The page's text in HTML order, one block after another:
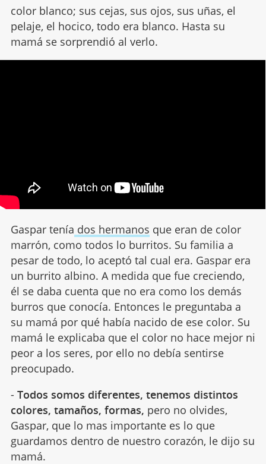
color blanco; sus cejas, sus ojos, sus uñas, el
pelaje, el hocico, todo era blanco. Hasta su
mamá se sorprendió al verlo.
Gaspar tenía dos hermanos que eran de color
marrón, como todos lo burritos. Su familia a
pesar de todo, lo aceptó tal cual era. Gaspar era
un burrito albino. A medida que fue creciendo,
él se daba cuenta que no era como los demás
burros que conocía. Entonces le preguntaba a
su mamá por qué había nacido de ese color. Su
mamá le explicaba que el color no hace mejor ni
peor a los seres, por ello no debía sentirse
preocupado.
- Todos somos diferentes, tenemos distintos
colores, tamaños, formas, pero no olvides,
Gaspar, que lo mas importante es lo que
guardamos dentro de nuestro corazón, le dijo su
mamá.